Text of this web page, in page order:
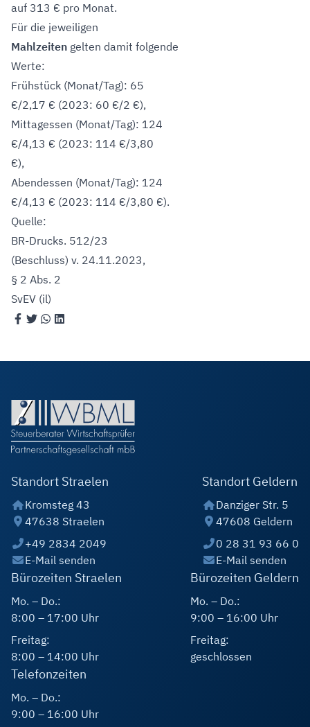
auf 313 € pro Monat.
Für die jeweiligen
Mahlzeiten gelten damit folgende
Werte:
Frühstück (Monat/Tag): 65
€/2,17 € (2023: 60 €/2 €),
Mittagessen (Monat/Tag): 124
€/4,13 € (2023: 114 €/3,80
€),
Abendessen (Monat/Tag): 124
€/4,13 € (2023: 114 €/3,80 €).
Quelle:
BR-Drucks. 512/23
(Beschluss) v. 24.11.2023,
§ 2 Abs. 2
SvEV (il)
Standort Straelen
Kromsteg 43
47638 Straelen
+49 2834 2049
E-Mail senden
Standort Geldern
Danziger Str. 5
47608 Geldern
0 28 31 93 66 0
E-Mail senden
Bürozeiten Straelen
Mo. – Do.:
8:00 – 17:00 Uhr
Freitag:
8:00 – 14:00 Uhr
Bürozeiten Geldern
Mo. – Do.:
9:00 – 16:00 Uhr
Freitag:
geschlossen
Telefonzeiten
Mo. – Do.:
9:00 – 16:00 Uhr